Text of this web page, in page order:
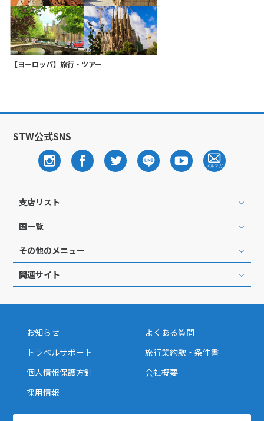
【ヨーロッパ】旅行・ツアー
STW公式SNS
支店リスト
国一覧
その他のメニュー
関連サイト
お知らせ
よくある質問
トラベルサポート
旅行業約款・条件書
個人情報保護方針
会社概要
採用情報